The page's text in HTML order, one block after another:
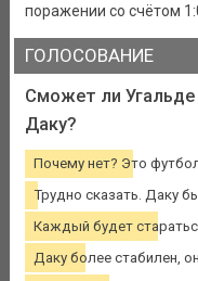
поражении со счётом 1:0
ГОЛОСОВАНИЕ
Сможет ли
Даку?
Почему нет? Это
Трудно сказать. Даку
Каждый будет
Даку более стабилен,